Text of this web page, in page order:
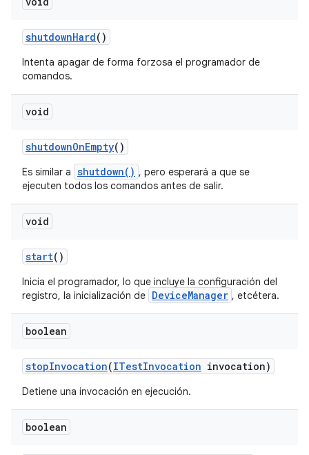
shutdownHard()
Intenta apagar de forma forzosa el programador de
comandos.
void
shutdownOnEmpty()
Es similar a shutdown() , pero esperará a que se
ejecuten todos los comandos antes de salir.
void
start()
Inicia el programador, lo que incluye la configuración del
registro, la inicialización de DeviceManager , etcétera.
boolean
stopInvocation(ITestInvocation invocation)
Detiene una invocación en ejecución.
boolean